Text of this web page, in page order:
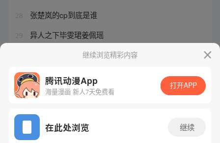
28 张楚岚的cp到底是谁
29 异人之下毕雯珺姜佩瑶
继续浏览精彩内容
腾讯动漫App
海量漫画 新人7天免费看
打开APP
在此处浏览 继续
网站备案/许可证号：粤B2-20090059-5
Copyright©1998 - 2026 Tencent. All Rights Reserved